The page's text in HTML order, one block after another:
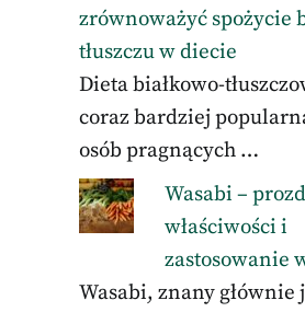
zrównoważyć spożycie
tłuszczu w diecie
Dieta białkowo-
coraz bardziej
osób pragnących …
Wasabi –
właściwości i
zastosowanie
Wasabi, znany głównie